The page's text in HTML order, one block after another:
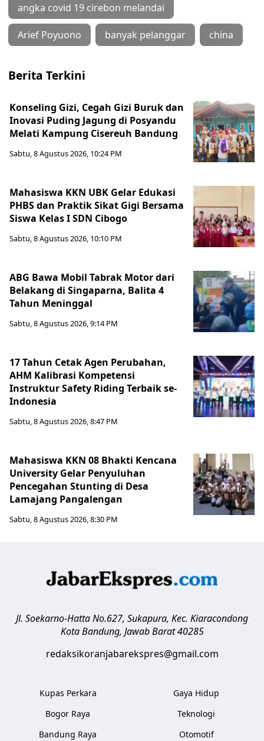
angka covid 19 cirebon melandai
Arief Poyuono banyak pelanggar china
Berita Terkini
Konseling Gizi, Cegah Gizi Buruk dan
Inovasi Puding Jagung di Posyandu
Melati Kampung Cisereuh Bandung
Sabtu, 8 Agustus 2026, 10:24 PM
Mahasiswa KKN UBK Gelar Edukasi
PHBS dan Praktik Sikat Gigi Bersama
Siswa Kelas I SDN Cibogo
Sabtu, 8 Agustus 2026, 10:10 PM
ABG Bawa Mobil Tabrak Motor dari
Belakang di Singaparna, Balita 4
Tahun Meninggal
Sabtu, 8 Agustus 2026, 9:14 PM
17 Tahun Cetak Agen Perubahan,
AHM Kalibrasi Kompetensi
Instruktur Safety Riding Terbaik se-
Indonesia
Sabtu, 8 Agustus 2026, 8:47 PM
Mahasiswa KKN 08 Bhakti Kencana
University Gelar Penyuluhan
Pencegahan Stunting di Desa
Lamajang Pangalengan
Sabtu, 8 Agustus 2026, 8:30 PM
Jl. Soekarno-Hatta No.627, Sukapura, Kec. Kiaracondong
Kota Bandung, Jawab Barat 40285
redaksikoranjabarekspres@gmail.com
Kupas Perkara
Bogor Raya
Bandung Raya
Gaya Hidup
Teknologi
Otomotif